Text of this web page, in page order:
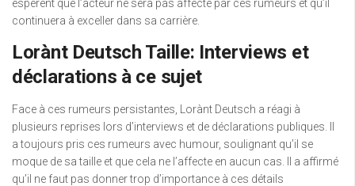
espèrent que l’acteur ne sera pas affecté par ces rumeurs et qu’il
continuera à exceller dans sa carrière.
Lorànt Deutsch Taille: Interviews et
déclarations à ce sujet
Face à ces rumeurs persistantes, Lorànt Deutsch a réagi à
plusieurs reprises lors d’interviews et de déclarations publiques. Il
a toujours pris ces rumeurs avec humour, soulignant qu’il se
moque de sa taille et que cela ne l’affecte en aucun cas. Il a affirmé
qu’il ne faut pas donner trop d’importance à ces détails